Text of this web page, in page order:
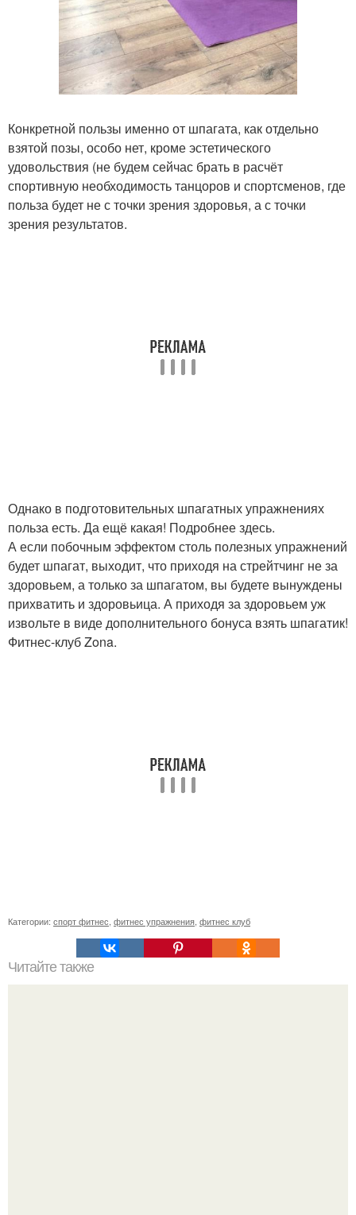
Конкретной пользы именно от шпагата, как отдельно
взятой позы, особо нет, кроме эстетического
удовольствия (не будем сейчас брать в расчёт
спортивную необходимость танцоров и спортсменов, где
польза будет не с точки зрения здоровья, а с точки
зрения результатов.
Однако в подготовительных шпагатных упражнениях
польза есть. Да ещё какая! Подробнее здесь.
А если побочным эффектом столь полезных упражнений
будет шпагат, выходит, что приходя на стрейтчинг не за
здоровьем, а только за шпагатом, вы будете вынуждены
прихватить и здоровьица. А приходя за здоровьем уж
извольте в виде дополнительного бонуса взять шпагатик!
Фитнес-клуб Zona.
Категории: спорт фитнес фитнес упражнения фитнес клуб
Читайте также